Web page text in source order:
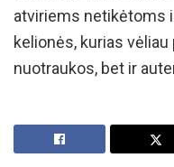
atviriems netikėtoms
kelionės, kurias
nuotraukos, bet ir